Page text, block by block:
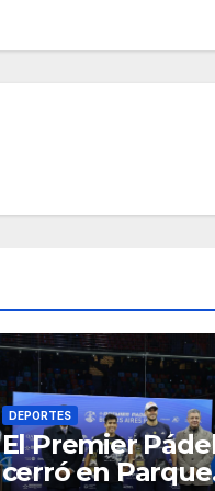
DEPORTES
El Premier
cerró en Parque